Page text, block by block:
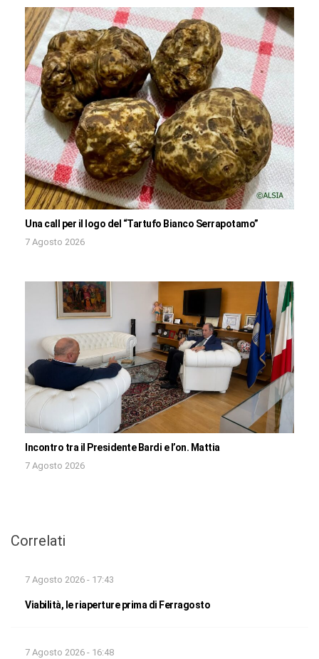
Una call per il logo del “Tartufo Bianco Serrapotamo”
7 Agosto 2026
Incontro tra il Presidente Bardi e l’on. Mattia
7 Agosto 2026
Correlati
7 Agosto 2026 - 17:43
Viabilità, le riaperture prima di Ferragosto
7 Agosto 2026 - 16:48